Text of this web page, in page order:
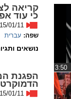
זום
גופנים
קריאה
כי עוד
15/01/11
שפה: עברית
נושאים
הפגנת
הדמוקרטי 15-1-
15/01/11